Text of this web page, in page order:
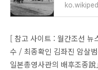
[ 참고 사이트 : 월간조선 뉴
수 / 최종확인 김좌진 암살
일본총영사관의 배후조종